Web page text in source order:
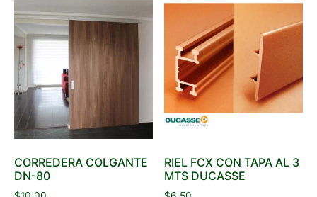
CORREDERA COLGANTE
DN-80
RIEL FCX CON TAPA AL 3
MTS DUCASSE